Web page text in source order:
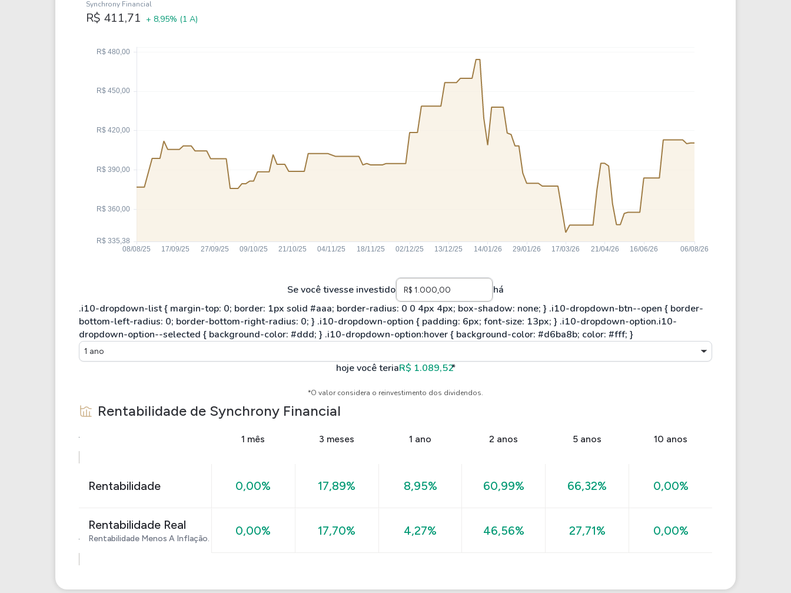
Klabin
KNRI11
Synchrony Financial
R$ 411,71 + 8,95% (1 A)
Se você tivesse investido há
1 ano
hoje você teriaR$ 1.089,52*
*O valor considera o reinvestimento dos dividendos.
Rentabilidade de Synchrony Financial
1 mês 3 meses 1 ano 2 anos 5 anos 10 anos
Rentabilidade 0,00% 17,89% 8,95% 60,99% 66,32% 0,00%
Rentabilidade Real
Rentabilidade Menos A Inflação.
0,00% 17,70% 4,27% 46,56% 27,71% 0,00%